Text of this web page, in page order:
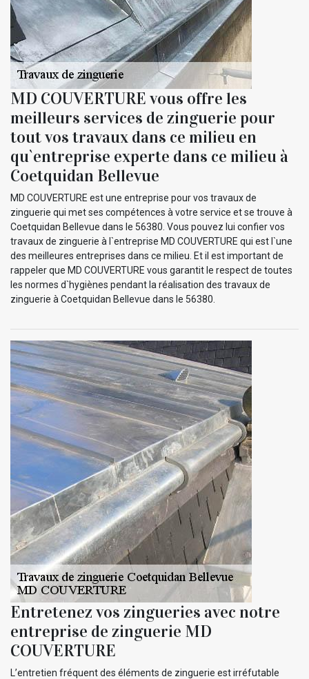
MD COUVERTURE vous offre les
meilleurs services de zinguerie pour
tout vos travaux dans ce milieu en
qu`entreprise experte dans ce milieu à
Coetquidan Bellevue
MD COUVERTURE est une entreprise pour vos travaux de
zinguerie qui met ses compétences à votre service et se trouve à
Coetquidan Bellevue dans le 56380. Vous pouvez lui confier vos
travaux de zinguerie à l`entreprise MD COUVERTURE qui est l`une
des meilleures entreprises dans ce milieu. Et il est important de
rappeler que MD COUVERTURE vous garantit le respect de toutes
les normes d`hygiènes pendant la réalisation des travaux de
zinguerie à Coetquidan Bellevue dans le 56380.
Entretenez vos zingueries avec notre
entreprise de zinguerie MD
COUVERTURE
L’entretien fréquent des éléments de zinguerie est irréfutable